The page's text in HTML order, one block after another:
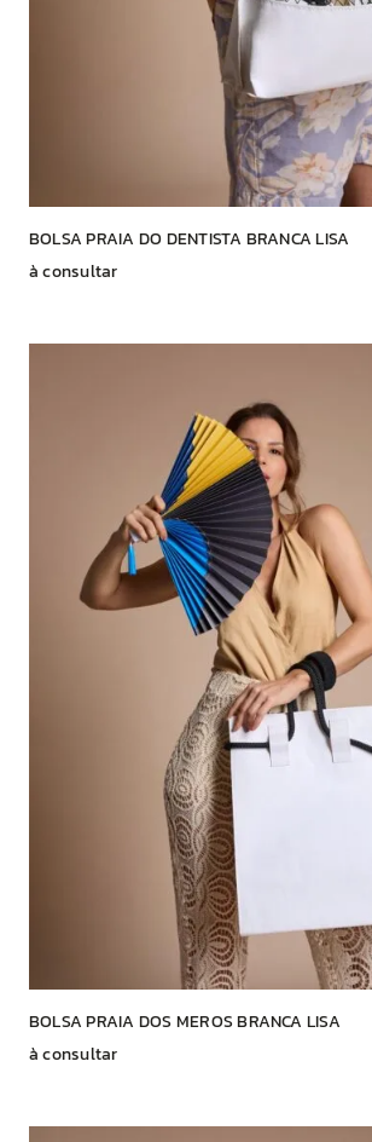
BOLSA PRAIA DO DENTISTA BRANCA LISA
à consultar
BOLSA PRAIA DOS MEROS BRANCA LISA
à consultar